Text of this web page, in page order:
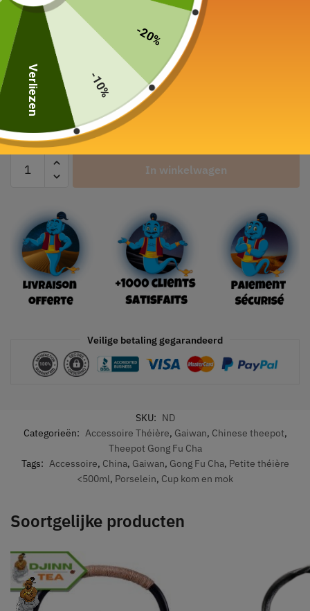
Kittype
Kleur
In winkelwagen
Veilige betaling gegarandeerd
SKU: ND
Categorieën: Accessoire Théière, Gaiwan, Chinese theepot,
Theepot Gong Fu Cha
Tags: Accessoire, China, Gaiwan, Gong Fu Cha, Petite théière
<500ml, Porselein, Cup kom en mok
Soortgelijke producten
-20%
-10%
Verliezen